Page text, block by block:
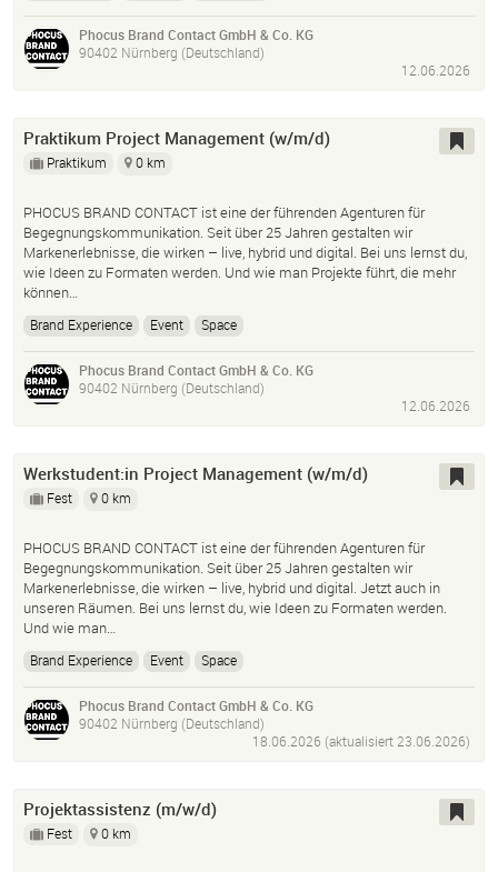
Phocus Brand Contact GmbH & Co. KG
90402 Nürnberg (Deutschland)
12.06.2026
Praktikum Project Management (w/m/d)
Praktikum 0 km
PHOCUS BRAND CONTACT ist eine der führenden Agenturen für
Begegnungskommunikation. Seit über 25 Jahren gestalten wir
Markenerlebnisse, die wirken – live, hybrid und digital. Bei uns lernst du,
wie Ideen zu Formaten werden. Und wie man Projekte führt, die mehr
können…
Brand Experience Event Space
Phocus Brand Contact GmbH & Co. KG
90402 Nürnberg (Deutschland)
12.06.2026
Werkstudent:in Project Management (w/m/d)
Fest 0 km
PHOCUS BRAND CONTACT ist eine der führenden Agenturen für
Begegnungskommunikation. Seit über 25 Jahren gestalten wir
Markenerlebnisse, die wirken – live, hybrid und digital. Jetzt auch in
unseren Räumen. Bei uns lernst du, wie Ideen zu Formaten werden.
Und wie man…
Brand Experience Event Space
Phocus Brand Contact GmbH & Co. KG
90402 Nürnberg (Deutschland)
18.06.2026 (aktualisiert23.06.2026)
Projektassistenz (m/w/d)
Fest 0 km